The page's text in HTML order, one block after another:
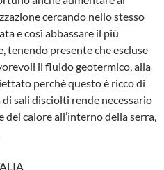
cercando nel­lo stesso
e così abbassare il più
tenendo presente che escluse
il fluido geotermico, alla
perché questo è ricco di
sali disciolti rende necessario
calore all’interno della serra,